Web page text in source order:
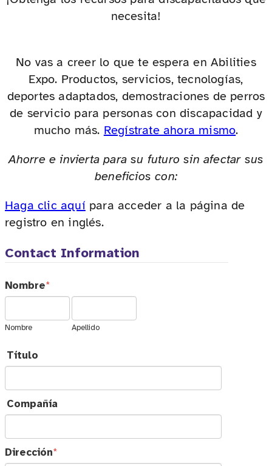
necesita!
No vas a creer lo que te espera en Abilities
Expo. Productos, servicios, tecnologías,
deportes adaptados, demostraciones de perros
de servicio para personas con discapacidad y
mucho más. Regístrate ahora mismo.
Ahorre e invierta para su futuro sin afectar sus
beneficios con:
Haga clic aquí para acceder a la página de
registro en inglés.